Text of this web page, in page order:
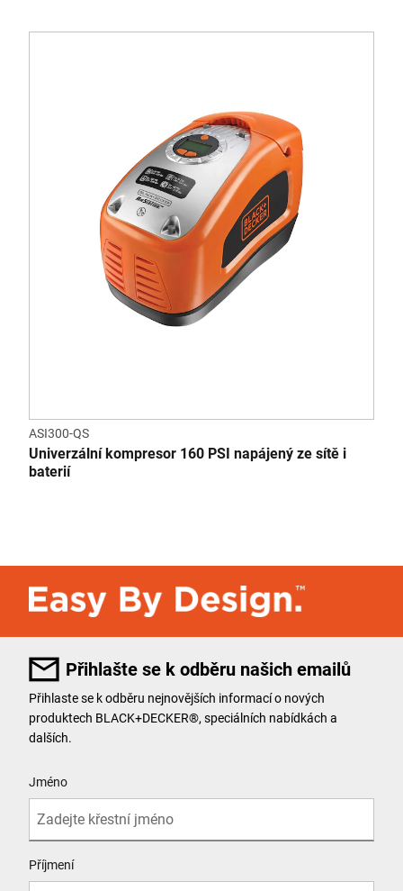
ASI300-QS
Univerzální kompresor 160 PSI napájený ze sítě i
baterií
Přihlašte se k odběru našich emailů
Přihlaste se k odběru nejnovějších informací o nových
produktech BLACK+DECKER®, speciálních nabídkách a
dalších.
Jméno
Příjmení